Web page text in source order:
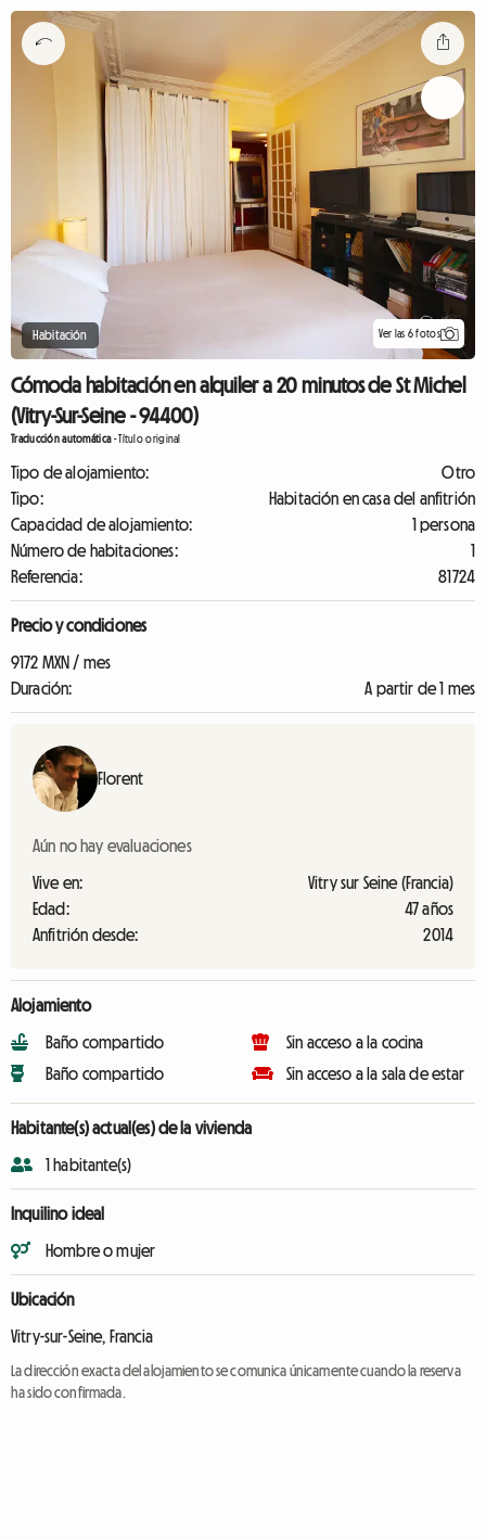
Habitación Ver las 6 fotos
Cómoda habitación en alquiler a 20 minutos de St Michel
(Vitry-Sur-Seine - 94400)
Traducción automática-Título original
Tipo de alojamiento:
Otro
Tipo:
Habitación en casa del anfitrión
Capacidad de alojamiento:
1 persona
Número de habitaciones:
1
Referencia:
81724
Precio y condiciones
9172 MXN / mes
Duración:
A partir de 1 mes
Florent
Aún no hay evaluaciones
Vive en:
Vitry sur Seine (Francia)
Edad:
47 años
Anfitrión desde:
2014
Alojamiento
Baño compartido
Baño compartido
Sin acceso a la cocina
Sin acceso a la sala de estar
Habitante(s) actual(es) de la vivienda
1 habitante(s)
Inquilino ideal
Hombre o mujer
Ubicación
Vitry-sur-Seine, Francia
La dirección exacta del alojamiento se comunica únicamente cuando la reserva
ha sido confirmada.